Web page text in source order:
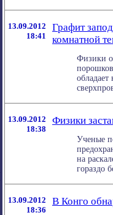
13.09.2012
18:41
Графит
комнатной
Физики
13.09.2012
18:38
Физики
Ученые
на
гораздо
13.09.2012
18:36
В Конго